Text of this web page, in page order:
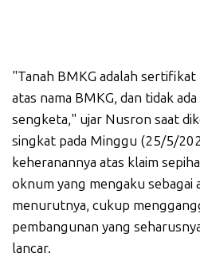
"Tanah BMKG adalah sertifikat
atas nama BMKG, dan tidak
sengketa," ujar Nusron saat
singkat pada Minggu (25/5/
keheranannya atas klaim
oknum yang mengaku sebagai
menurutnya, cukup
pembangunan yang
lancar.